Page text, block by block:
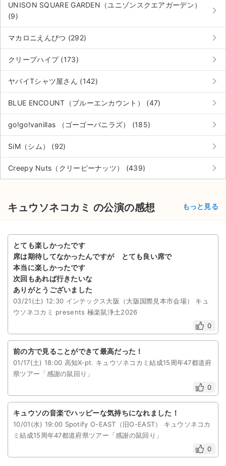
サイト情報
チケットジャム運営会社
チケットジャム利用規約
不正転売禁止法について
チケットジャムの取り組み
音楽情報
UNISON SQUARE GARDEN（ユニゾンスクエアガーデン）
(9)
keyboard_arrow_right
マカロニえんぴつ (292) keyboard_arrow_right
クリープハイプ (173) keyboard_arrow_right
ヤバイTシャツ屋さん (142) keyboard_arrow_right
BLUE ENCOUNT（ブルーエンカウント） (47) keyboard_arrow_right
go!go!vanillas （ゴーゴーバニラズ） (185) keyboard_arrow_right
SiM（シム） (92) keyboard_arrow_right
Creepy Nuts（クリーピーナッツ） (439) keyboard_arrow_right
キュウソネコカミ の公演の感想 もっと見る
とても楽しかったです
席は期待してなかったんですが とても良い席で
本当に楽しかったです
次回もあれば行きたいな
ありがとうございました
03/21(土) 12:30 インテックス大阪（大阪国際見本市会場） キュ
ウソネコカミ presents 極楽鼠浄土2026
0
前の方で見ることができて最高だった！
01/17(土) 18:00 高知X-pt. キュウソネコカミ結成15周年47都道府
県ツアー「感謝の鼠回り」
0
キュウソの音楽でハッピーな気持ちになれました！
10/01(水) 19:00 Spotify O-EAST（旧O-EAST） キュウソネコカ
ミ結成15周年47都道府県ツアー「感謝の鼠回り」
0